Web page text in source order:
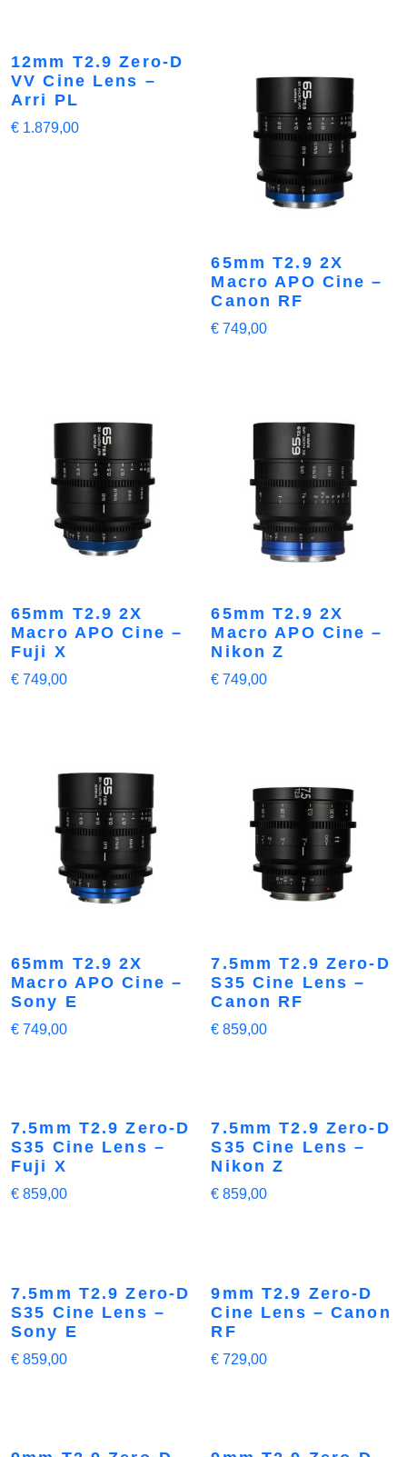
12mm T2.9 Zero-D
VV Cine Lens –
Arri PL
€ 1.879,00
65mm T2.9 2X
Macro APO Cine –
Canon RF
€ 749,00
65mm T2.9 2X
Macro APO Cine –
Fuji X
€ 749,00
65mm T2.9 2X
Macro APO Cine –
Nikon Z
€ 749,00
65mm T2.9 2X
Macro APO Cine –
Sony E
€ 749,00
7.5mm T2.9 Zero-D
S35 Cine Lens –
Canon RF
€ 859,00
7.5mm T2.9 Zero-D
S35 Cine Lens –
Fuji X
€ 859,00
7.5mm T2.9 Zero-D
S35 Cine Lens –
Nikon Z
€ 859,00
7.5mm T2.9 Zero-D
S35 Cine Lens –
Sony E
€ 859,00
9mm T2.9 Zero-D
Cine Lens – Canon
RF
€ 729,00